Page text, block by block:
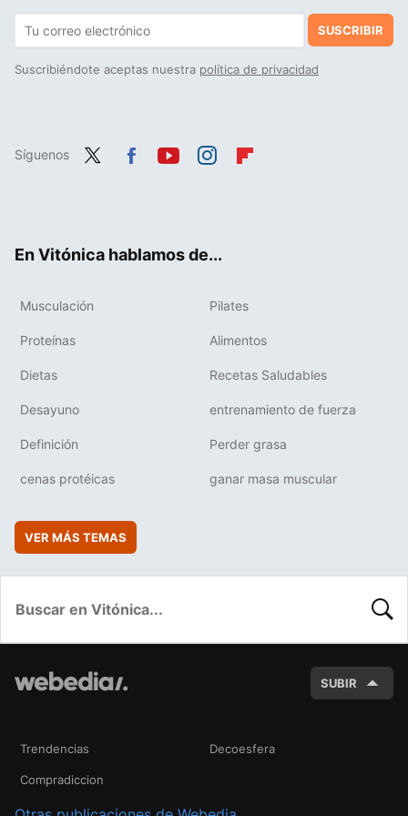
SUSCRIBIR
Suscribiéndote aceptas nuestra política de privacidad
Síguenos
En Vitónica hablamos de...
Musculación Pilates
Proteínas Alimentos
Dietas Recetas Saludables
Desayuno entrenamiento de fuerza
Definición Perder grasa
cenas protéicas ganar masa muscular
VER MÁS TEMAS
SUBIR
Trendencias Decoesfera
Compradiccion